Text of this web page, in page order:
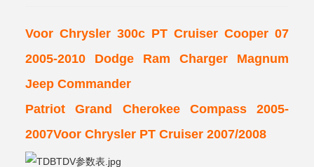
Voor Chrysler 300c PT Cruiser Cooper 07
2005-2010 Dodge Ram Charger Magnum
Jeep Commander
Patriot Grand Cherokee Compass 2005-
2007Voor Chrysler PT Cruiser 2007/2008